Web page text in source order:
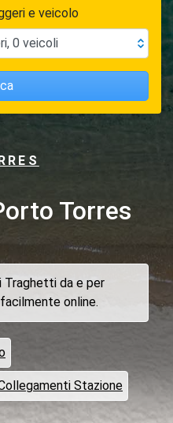
Torres
Traghetti da e per
online.
Stazione
e veicolo
, 0 veicoli